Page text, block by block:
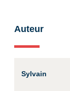
Auteur
Sylvain